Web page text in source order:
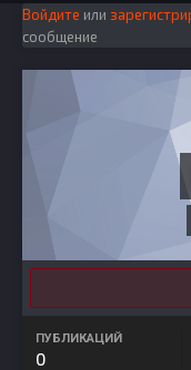
Войдите или
сообщение
ПУБЛИКАЦИЙ
0